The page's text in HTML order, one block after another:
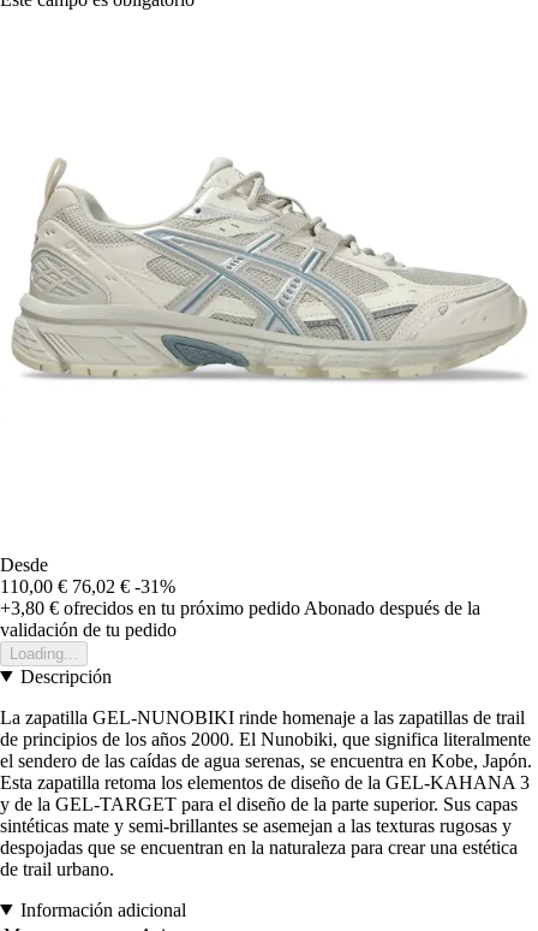
Desde
110,00 € 76,02 € -31%
+3,80 € ofrecidos en tu próximo pedido Abonado después de la
validación de tu pedido
Loading...
Descripción
La zapatilla GEL-NUNOBIKI rinde homenaje a las zapatillas de trail
de principios de los años 2000. El Nunobiki, que significa literalmente
el sendero de las caídas de agua serenas, se encuentra en Kobe, Japón.
Esta zapatilla retoma los elementos de diseño de la GEL-KAHANA 3
y de la GEL-TARGET para el diseño de la parte superior. Sus capas
sintéticas mate y semi-brillantes se asemejan a las texturas rugosas y
despojadas que se encuentran en la naturaleza para crear una estética
de trail urbano.
Información adicional